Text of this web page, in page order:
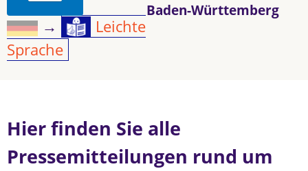
Baden-Württemberg
→
Leichte
Sprache
Hier finden Sie alle
Pressemitteilungen rund um